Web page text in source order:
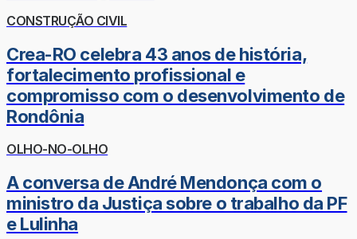
CONSTRUÇÃO CIVIL
Crea-RO celebra 43 anos de história,
fortalecimento profissional e
compromisso com o desenvolvimento de
Rondônia
OLHO-NO-OLHO
A conversa de André Mendonça com o
ministro da Justiça sobre o trabalho da PF
e Lulinha